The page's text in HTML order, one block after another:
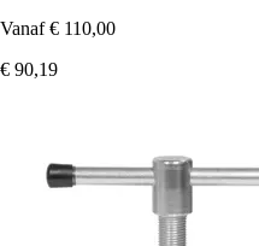
Vanaf € 110,00
€ 90,19